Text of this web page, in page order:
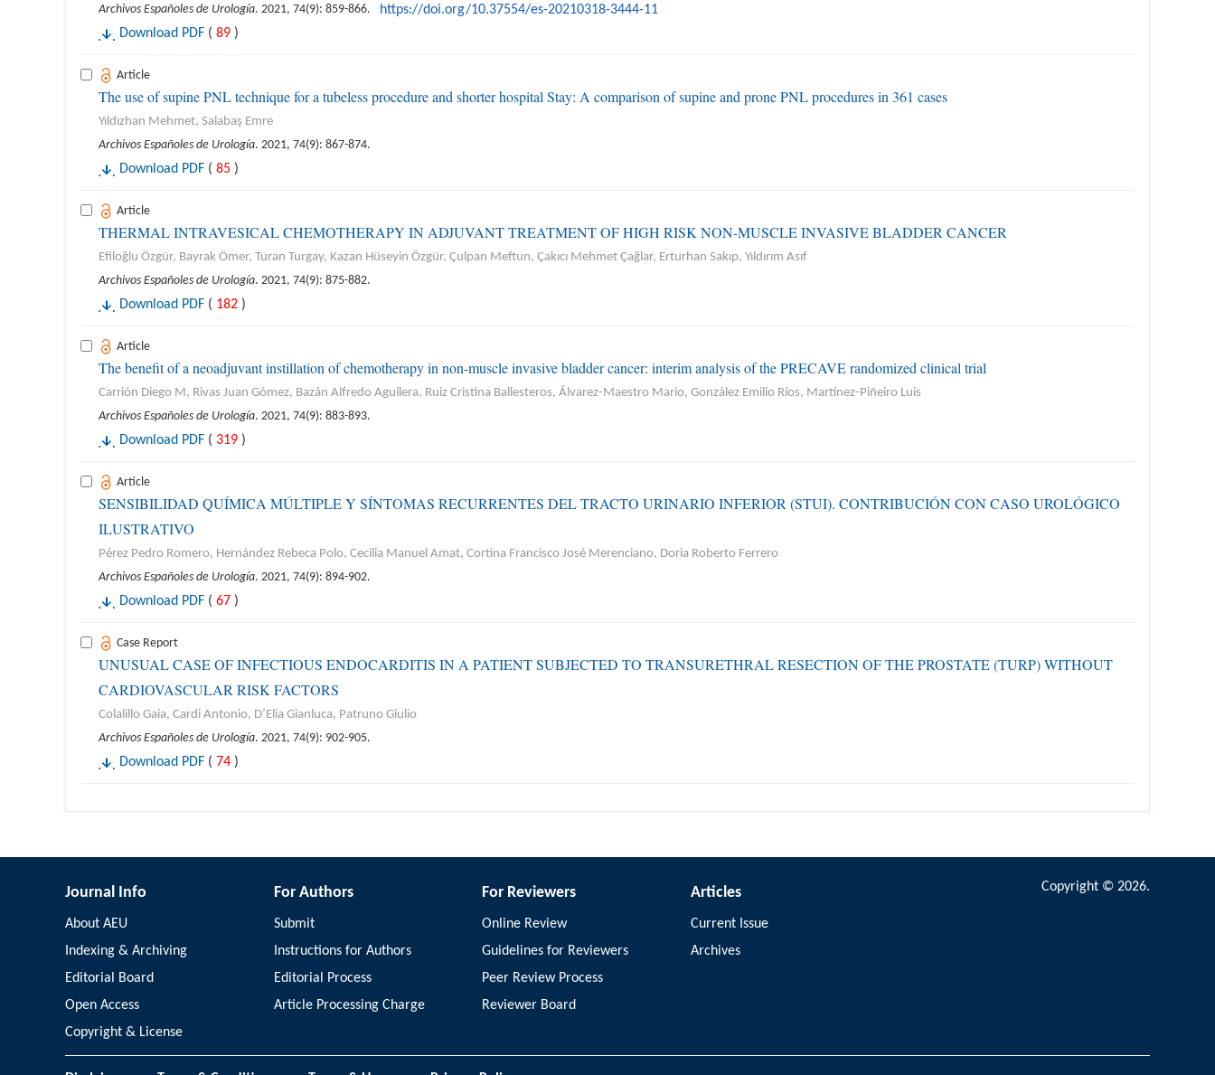
Archivos Españoles de Urología. 2021, 74(9): 859-866.
https://doi.org/10.37554/es-20210318-3444-11
Download PDF ( 89 )
Article
The use of supine PNL technique for a tubeless procedure and shorter hospital Stay: A comparison of supine and prone PNL procedures in 361 cases
Yıldızhan Mehmet, Salabaş Emre
Archivos Españoles de Urología. 2021, 74(9): 867-874.
Download PDF ( 85 )
Article
THERMAL INTRAVESICAL CHEMOTHERAPY IN ADJUVANT TREATMENT OF HIGH RISK NON-MUSCLE INVASIVE BLADDER CANCER
Efiloğlu Özgür, Bayrak Ömer, Turan Turgay, Kazan Hüseyin Özgür, Çulpan Meftun, Çakıcı Mehmet Çağlar, Erturhan Sakıp, Yıldırım Asıf
Archivos Españoles de Urología. 2021, 74(9): 875-882.
Download PDF ( 182 )
Article
The benefit of a neoadjuvant instillation of chemotherapy in non-muscle invasive bladder cancer: interim analysis of the PRECAVE randomized clinical trial
Carrión Diego M, Rivas Juan Gómez, Bazán Alfredo Aguilera, Ruiz Cristina Ballesteros, Álvarez-Maestro Mario, González Emilio Ríos, Martínez-Piñeiro Luis
Archivos Españoles de Urología. 2021, 74(9): 883-893.
Download PDF ( 319 )
Article
SENSIBILIDAD QUÍMICA MÚLTIPLE Y SÍNTOMAS RECURRENTES DEL TRACTO URINARIO INFERIOR (STUI). CONTRIBUCIÓN CON CASO UROLÓGICO
ILUSTRATIVO
Pérez Pedro Romero, Hernández Rebeca Polo, Cecilia Manuel Amat, Cortina Francisco José Merenciano, Doria Roberto Ferrero
Archivos Españoles de Urología. 2021, 74(9): 894-902.
Download PDF ( 67 )
Case Report
UNUSUAL CASE OF INFECTIOUS ENDOCARDITIS IN A PATIENT SUBJECTED TO TRANSURETHRAL RESECTION OF THE PROSTATE (TURP) WITHOUT
CARDIOVASCULAR RISK FACTORS
Colalillo Gaia, Cardi Antonio, D’Elia Gianluca, Patruno Giulio
Archivos Españoles de Urología. 2021, 74(9): 902-905.
Download PDF ( 74 )
Journal Info
About AEU
Indexing & Archiving
Editorial Board
Open Access
Copyright & License
For Authors
Submit
Instructions for Authors
Editorial Process
Article Processing Charge
For Reviewers
Online Review
Guidelines for Reviewers
Peer Review Process
Reviewer Board
Articles
Current Issue
Archives
Copyright © 2026.